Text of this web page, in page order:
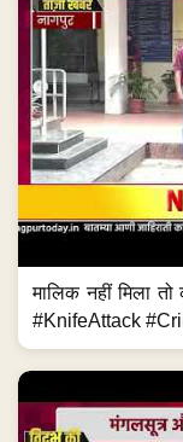
मालिक नहीं मिला
#KnifeAttack